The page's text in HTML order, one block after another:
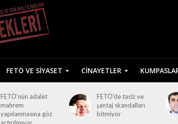
FETÖ VE SIYASET CINAYETLER
FETÖ’nün adalet
mahrem
yapılanmasına göz
FETÖ’de taciz ve
şantaj skandalları
bitmiyor